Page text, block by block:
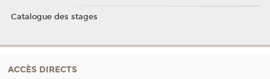
Catalogue des stages
ACCÈS DIRECTS